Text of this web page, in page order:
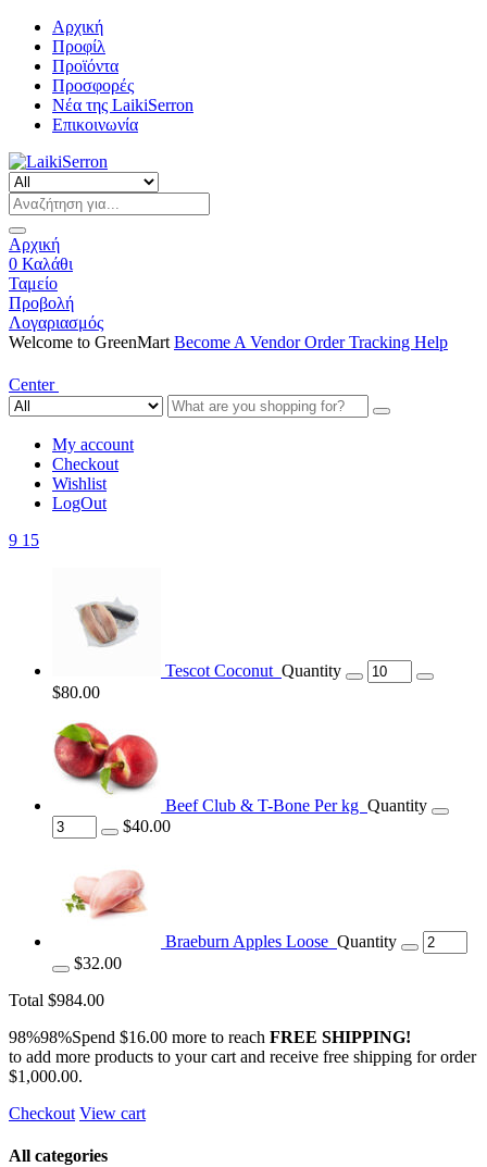
Αρχική
Προφίλ
Προϊόντα
Προσφορές
Νέα της LaikiSerron
Επικοινωνία
Αρχική
0 Καλάθι
Ταμείο
Προβολή
Λογαριασμός
Welcome to GreenMart Become A VendorOrder Tracking Help
Center
My account
Checkout
Wishlist
LogOut
9 15
Tescot Coconut Quantity
$80.00
Beef Club & T-Bone Per kg Quantity
$40.00
Braeburn Apples Loose Quantity
$32.00
Total $984.00
98%98%Spend $16.00 more to reach FREE SHIPPING!
to add more products to your cart and receive free shipping for order
$1,000.00.
Checkout View cart
All categories